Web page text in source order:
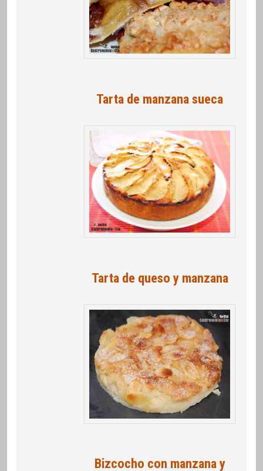
Tarta de manzana sueca
Tarta de queso y manzana
Bizcocho con manzana y